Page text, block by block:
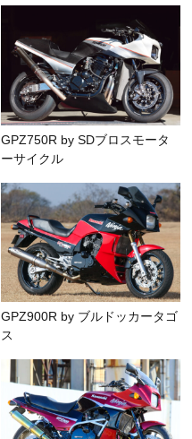
GPZ750R by SDブロスモータ
ーサイクル
GPZ900R by ブルドッカータゴ
ス